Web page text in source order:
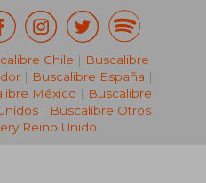
Chile | Buscalibre
| Buscalibre España |
México | Buscalibre
| Buscalibre Otros
Reino Unido